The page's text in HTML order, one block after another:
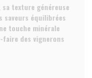
sa texture généreuse
saveurs équilibrées
touche minérale
des vignerons